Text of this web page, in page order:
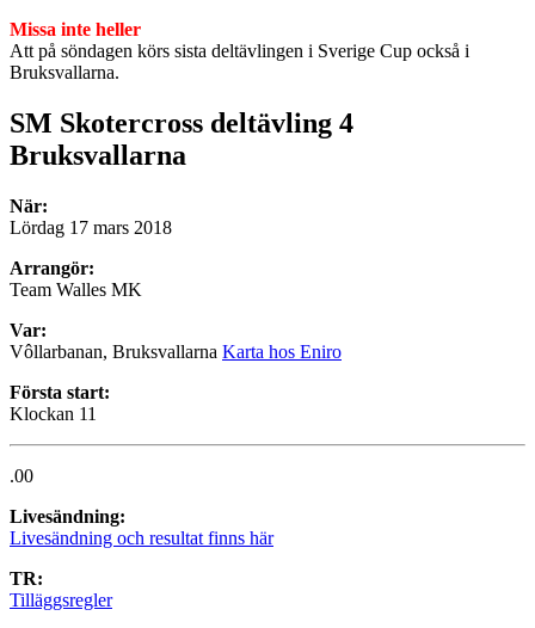
Missa inte heller
Att på söndagen körs sista deltävlingen i Sverige Cup också i
Bruksvallarna.
SM Skotercross deltävling 4
Bruksvallarna
När:
Lördag 17 mars 2018
Arrangör:
Team Walles MK
Var:
Vôllarbanan, Bruksvallarna Karta hos Eniro
Första start:
Klockan 11
.00
Livesändning:
Livesändning och resultat finns här
TR:
Tilläggsregler